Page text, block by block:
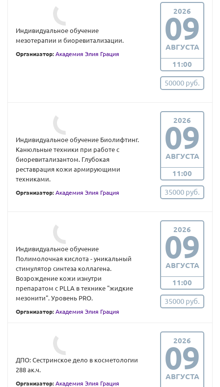
Индивидуальное обучение
мезотерапии и биоревитализации.
Организатор: Академия Элия Грация
2026
09
АВГУСТА
11:00
50000 руб.
Индивидуальное обучение Биолифтинг.
Канюльные техники при работе с
биоревитализантом. Глубокая
реставрация кожи армирующими
техниками.
Организатор: Академия Элия Грация
2026
09
АВГУСТА
11:00
35000 руб.
Индивидуальное обучение
Полимолочная кислота - уникальный
стимулятор синтеза коллагена.
Возрождение кожи изнутри
препаратом с PLLA в технике "жидкие
мезонити". Уровень PRO.
Организатор: Академия Элия Грация
2026
09
АВГУСТА
11:00
35000 руб.
ДПО: Сестринское дело в косметологии
288 ак.ч.
Организатор: Академия Элия Грация
2026
09
АВГУСТА